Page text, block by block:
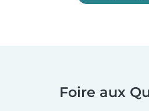
Foire aux